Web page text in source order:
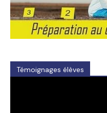
Témoignages élèves